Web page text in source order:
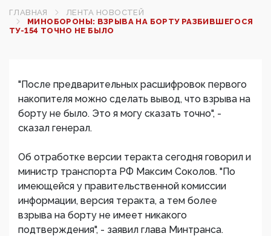
ГЛАВНАЯ
ЛЕНТА НОВОСТЕЙ
МИНОБОРОНЫ: ВЗРЫВА НА БОРТУ РАЗБИВШЕГОСЯ
ТУ-154 ТОЧНО НЕ БЫЛО
"После предварительных расшифровок первого
накопителя можно сделать вывод, что взрыва на
борту не было. Это я могу сказать точно", -
сказал генерал.
Об отработке версии теракта сегодня говорил и
министр транспорта РФ Максим Соколов. "По
имеющейся у правительственной комиссии
информации, версия теракта, а тем более
взрыва на борту не имеет никакого
подтверждения", - заявил глава Минтранса.